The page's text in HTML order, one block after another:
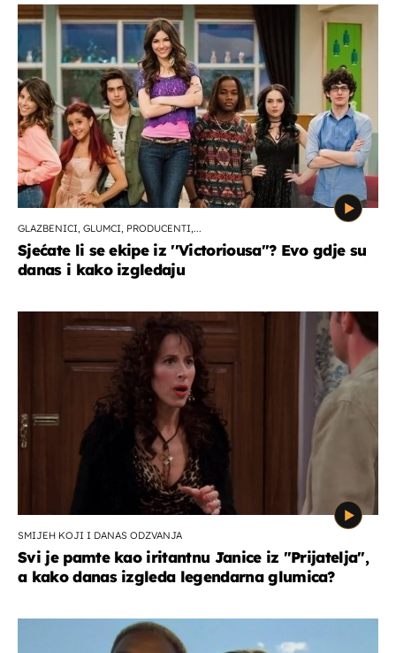
GLAZBENICI, GLUMCI, PRODUCENTI,...
Sjećate li se ekipe iz ''Victoriousa''? Evo gdje su
danas i kako izgledaju
SMIJEH KOJI I DANAS ODZVANJA
Svi je pamte kao iritantnu Janice iz "Prijatelja",
a kako danas izgleda legendarna glumica?